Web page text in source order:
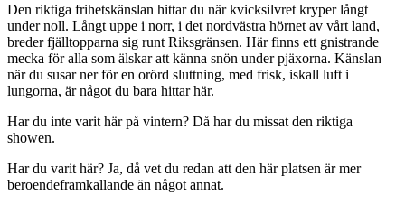
Den riktiga frihetskänslan hittar du när kvicksilvret kryper långt
under noll. Långt uppe i norr, i det nordvästra hörnet av vårt land,
breder fjälltopparna sig runt Riksgränsen. Här finns ett gnistrande
mecka för alla som älskar att känna snön under pjäxorna. Känslan
när du susar ner för en orörd sluttning, med frisk, iskall luft i
lungorna, är något du bara hittar här.
Har du inte varit här på vintern? Då har du missat den riktiga
showen.
Har du varit här? Ja, då vet du redan att den här platsen är mer
beroendeframkallande än något annat.